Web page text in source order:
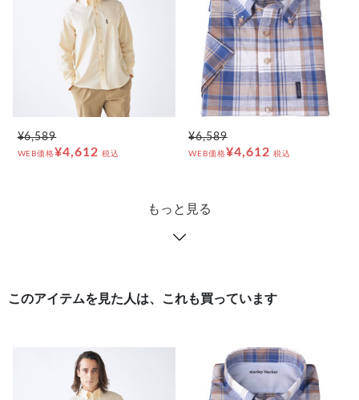
¥6,589
WEB価格¥4,612 税込
¥6,589
WEB価格¥4,612 税込
もっと見る
このアイテムを見た人は、これも買っています